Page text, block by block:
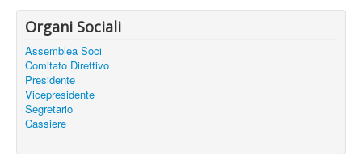
Organi Sociali
Assemblea Soci
Comitato Direttivo
Presidente
Vicepresidente
Segretario
Cassiere